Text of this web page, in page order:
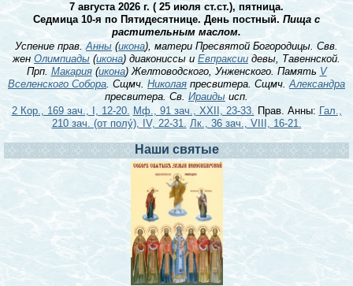
7 августа 2026 г. ( 25 июля ст.ст.), пятница.
Седмица 10-я по Пятидесятнице. День постный. Пища с
растительным маслом.
Успение прав.Анны (икона), матери Пресвятой Богородицы. Свв.
жен Олимпиады (икона) диакониссы и Евпраксии девы, Тавеннской.
Прп.Макария(икона) Желтоводского, Унженского. Память V
Вселенского Собора. Сщмч. Николая пресвитера. Сщмч.Александра
пресвитера. Св. Ираидыисп.
2 Кор., 169 зач., I, 12-20. Мф., 91 зач., XXII, 23-33. Прав. Анны: Гал.,
210 зач. (от полу́), IV, 22-31. Лк., 36 зач., VIII, 16-21.
Наши святые